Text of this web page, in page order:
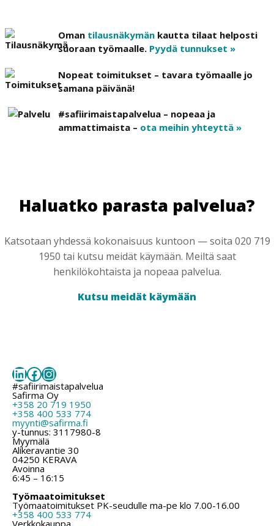
Oman tilausnäkymän kautta tilaat helposti
suoraan työmaalle. Pyydä tunnukset »
Nopeat toimitukset – tavara työmaalle jo
samana päivänä!
#safiirimaistapalvelua – nopeaa ja
ammattimaista – ota meihin yhteyttä »
Haluatko parasta palvelua?
Katsotaan yhdessä kokonaisuus kuntoon — soita 020 719
1950 tai kutsu meidät käymään. Meiltä saat
henkilökohtaista ja nopeaa palvelua.
Kutsu meidät käymään
LinkedIn
Facebook
Instagram
#safiirimaistapalvelua
Safirma Oy
+358 20 719 1950
+358 400 533 774
myynti@safirma.fi
y-tunnus: 3117980-8
Myymälä
Alikeravantie 30
04250 KERAVA
Avoinna
6:45 – 16:15
Työmaatoimitukset
Työmaatoimitukset PK-seudulle ma-pe klo 7.00-16.00
+358 400 533 774